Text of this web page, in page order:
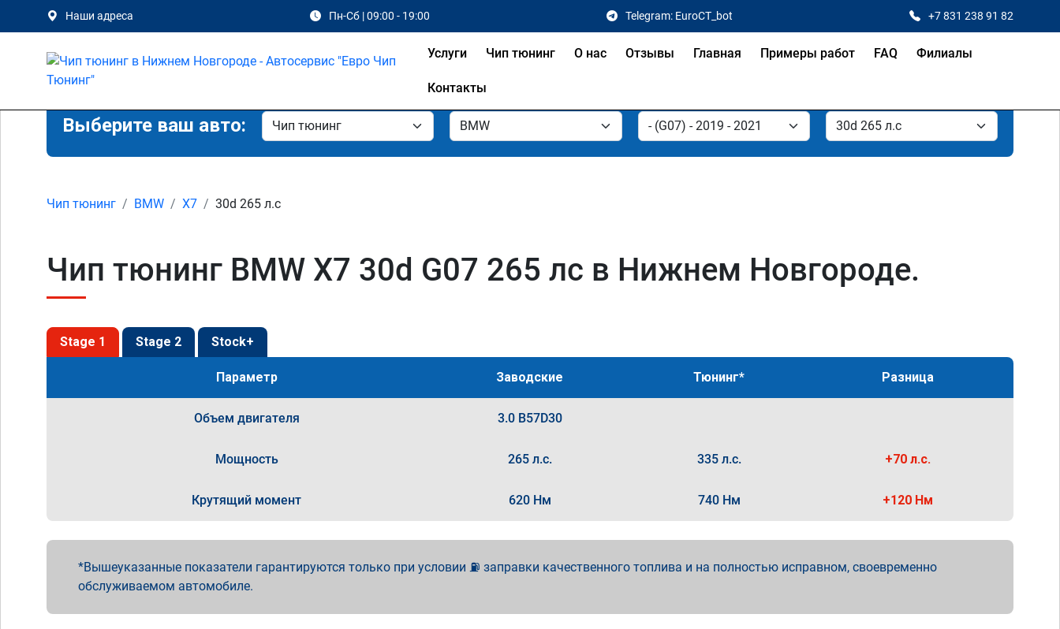
Наши адреса Пн-Сб | 09:00 - 19:00 Telegram: EuroCT_bot +7 831 238 91 82
Услуги Чип тюнинг О нас Отзывы Главная Примеры работ FAQ Филиалы
Контакты
Выберите ваш авто:
Чип тюнинг BMW X7 30d 265 л.с
Чип тюнинг BMW X7 30d G07 265 лс в Нижнем Новгороде.
Stage 1 Stage 2 Stock+
Параметр Заводские Тюнинг* Разница
Объем двигателя 3.0 B57D30
Мощность 265 л.с. 335 л.с. +70 л.с.
Крутящий момент 620 Нм 740 Нм +120 Нм
Вышеуказанные показатели гарантируются только при условии ⛽ заправки качественного топлива и на полностью исправном, своевременно
обслуживаемом автомобиле.